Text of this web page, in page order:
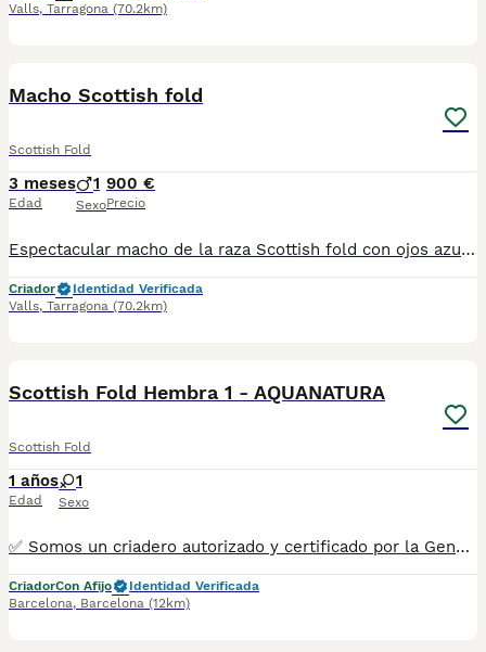
Valls, Tarragona (70.2km)
Macho Scottish fold
Scottish Fold
3 meses
Edad
1
Sexo
900 €
Precio
Espectacular macho de la raza Scottish fold con ojos azules,listo para irse con su nueva familia.Desparasitado vacunado y súper cariñoso
Criador
Identidad Verificada
Valls, Tarragona (70.2km)
Scottish Fold Hembra 1 - AQUANATURA
Scottish Fold
1 años
Edad
1
Sexo
✅ Somos un criadero autorizado y certificado por la Generalitat de Catalunya. ☎️ 933095977 📱 685878504 💻 www.aquanatura.es 🚙 Hacemos envíos Se entregan con la mayoría de sus vacunas, desparasitados interna y externamente, con microchip y su registro, cartilla sanitaria y contrato de garantías, bajo la supervisión de nuestro equipo veterinario.
CriadorCon Afijo
Identidad Verificada
Barcelona, Barcelona (12km)